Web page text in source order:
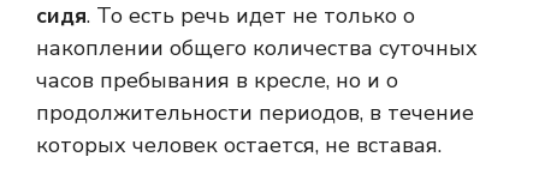
сидя. То есть речь идет не только о
накоплении общего количества суточных
часов пребывания в кресле, но и о
продолжительности периодов, в течение
которых человек остается, не вставая.